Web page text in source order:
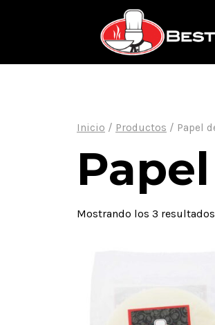
Inicio / Productos / Papel
Mostrando los 3 resultados